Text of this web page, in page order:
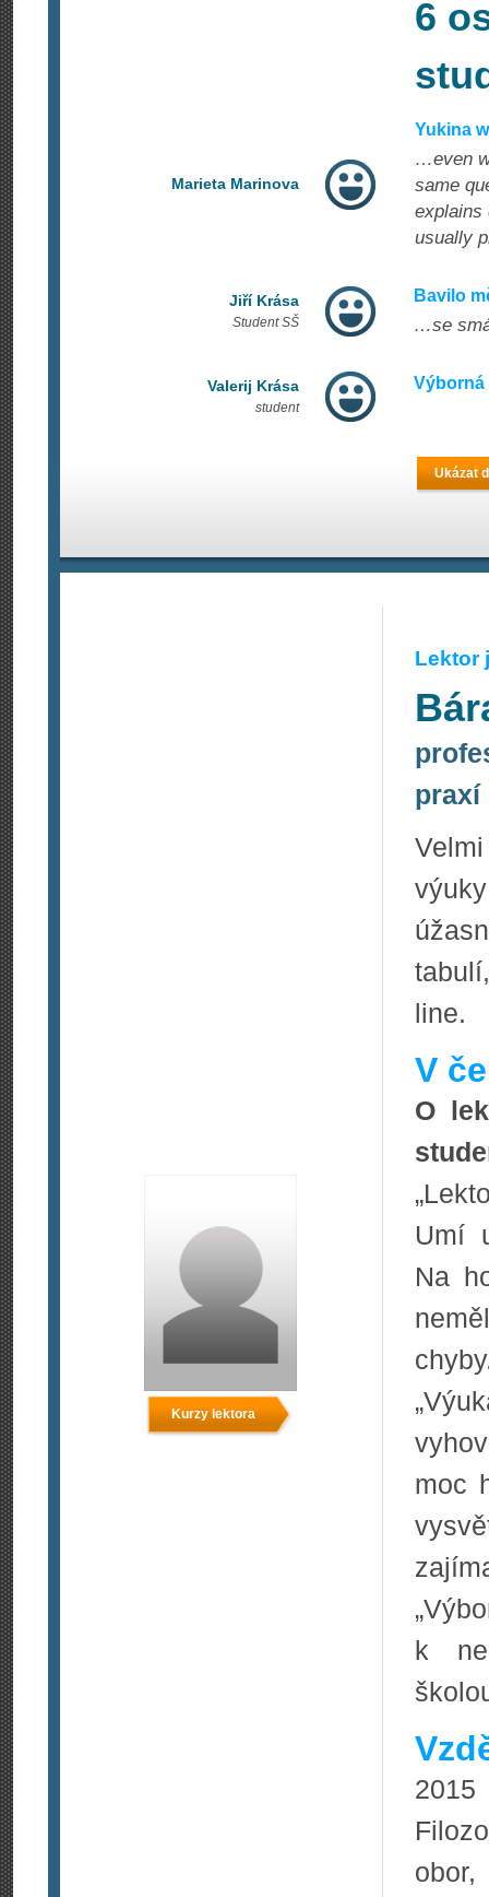
6
Marieta Marinova
Yukina
…even
same
explains
usually
Jiří Krása
Student SŠ
Bavilo
…se
Valerij Krása
student
Výborná
Ukázat
Kurzy lektora
Lektor
praxí
line.
V
O
Umí
Na
moc
k